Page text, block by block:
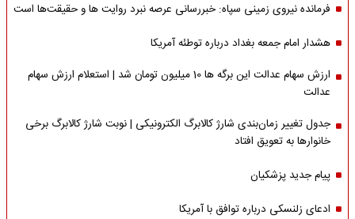
فرمانده نیروی زمینی سپاه: خبررسانی عرصه نبرد روایت ها و حقیقت‌ها است
هشدار امام جمعه بغداد درباره توطئه آمریکا
ارزش سهام عدالت این برگه ها 10 میلیون تومان شد | استعلام ارزش سهام
عدالت
جدول تغییر زمان‌بندی شارژ کالابرگ الکترونیکی | نوبت شارژ کالابرگ برخی
خانوارها به تعویق افتاد
پیام جدید پزشکیان
ادعای زلنسکی درباره توافق با آمریکا